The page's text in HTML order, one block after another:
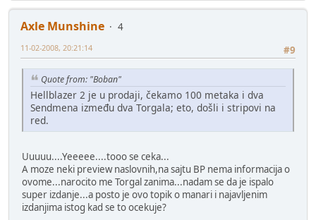
Axle Munshine
4
#9
11-02-2008, 20:21:14
Quote from: "Boban"
Hellblazer 2 je u prodaji, čekamo 100 metaka i dva
Sendmena između dva Torgala; eto, došli i stripovi na
red.
Uuuuu....Yeeeee....tooo se ceka...
A moze neki preview naslovnih,na sajtu BP nema informacija o
ovome...narocito me Torgal zanima...nadam se da je ispalo
super izdanje...a posto je ovo topik o manari i najavljenim
izdanjima istog kad se to ocekuje?